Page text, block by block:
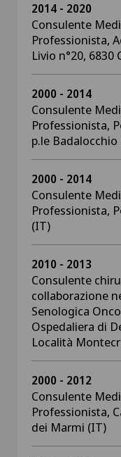
2014 - 2020
Consulente
Professionista,
Livio n°20, 6830
2000 - 2014
Consulente
Professionista,
p.le Badalocchio
2000 - 2014
Consulente
Professionista,
(IT)
2010 - 2013
Consulente
collaborazione
Senologica
Ospedaliera di
Località
2000 - 2012
Consulente
Professionista,
dei Marmi (IT)